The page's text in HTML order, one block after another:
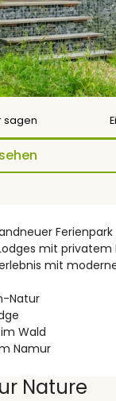
sagen
mit
mit
Natur
Wald
Namur
Nature